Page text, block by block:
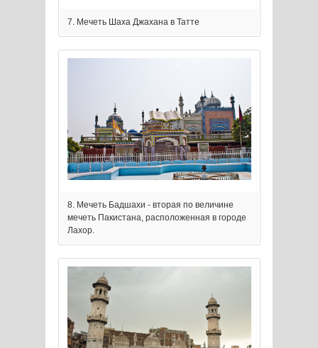
7. Мечеть Шаха Джахана в Татте
8. Мечеть Бадшахи - вторая по величине
мечеть Пакистана, расположенная в городе
Лахор.